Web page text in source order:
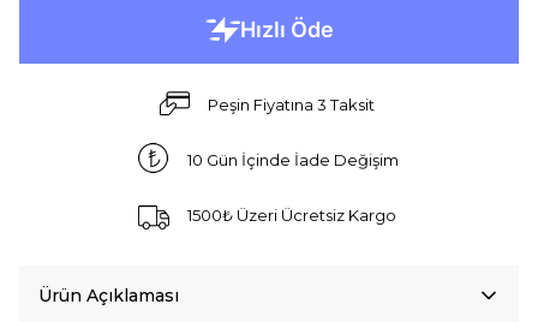
Peşin Fiyatına 3 Taksit
10 Gün İçinde İade Değişim
1500₺ Üzeri Ücretsiz Kargo
Ürün Açıklaması